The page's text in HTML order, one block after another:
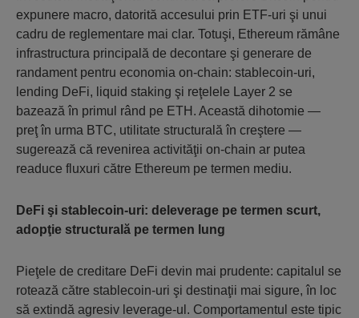
expunere macro, datorită accesului prin ETF-uri şi unui
cadru de reglementare mai clar. Totuşi, Ethereum rămâne
infrastructura principală de decontare şi generare de
randament pentru economia on-chain: stablecoin-uri,
lending DeFi, liquid staking şi reţelele Layer 2 se
bazează în primul rând pe ETH. Această dihotomie —
preţ în urma BTC, utilitate structurală în creştere —
sugerează că revenirea activităţii on-chain ar putea
readuce fluxuri către Ethereum pe termen mediu.
DeFi şi stablecoin-uri: deleverage pe termen scurt,
adopţie structurală pe termen lung
Pieţele de creditare DeFi devin mai prudente: capitalul se
rotează către stablecoin-uri şi destinaţii mai sigure, în loc
să extindă agresiv leverage-ul. Comportamentul este tipic